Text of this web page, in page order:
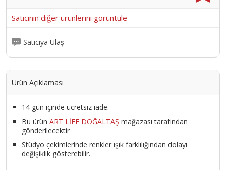
Satıcının diğer ürünlerini görüntüle
Satıcıya Ulaş
Ürün Açıklaması
14 gün içinde ücretsiz iade.
Bu ürün ART LİFE DOĞALTAŞ mağazası tarafından
gönderilecektir
Stüdyo çekimlerinde renkler ışık farklılığından dolayı
değişiklik gösterebilir.